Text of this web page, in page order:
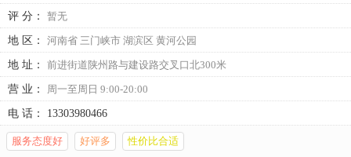
评 分： 暂无
地 区： 河南省 三门峡市 湖滨区 黄河公园
地 址： 前进街道陕州路与建设路交叉口北300米
营 业： 周一至周日 9:00-20:00
电 话： 13303980466
服务态度好 好评多 性价比合适